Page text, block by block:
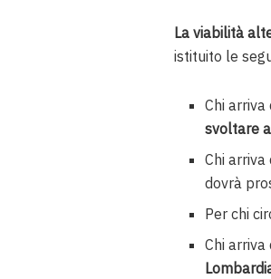
La viabilità
istituito le
Chi
svoltare
Chi
dovrà
Per chi
Chi